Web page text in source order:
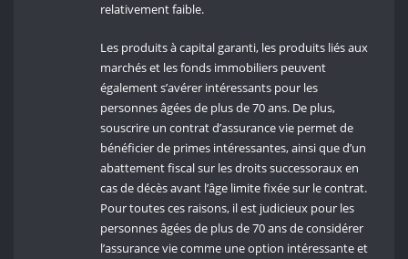
relativement faible.
Les produits à capital garanti, les produits liés aux
marchés et les fonds immobiliers peuvent
également s’avérer intéressants pour les
personnes âgées de plus de 70 ans. De plus,
souscrire un contrat d’assurance vie permet de
bénéficier de primes intéressantes, ainsi que d’un
abattement fiscal sur les droits successoraux en
cas de décès avant l’âge limite fixée sur le contrat.
Pour toutes ces raisons, il est judicieux pour les
personnes âgées de plus de 70 ans de considérer
l’assurance vie comme une option intéressante et